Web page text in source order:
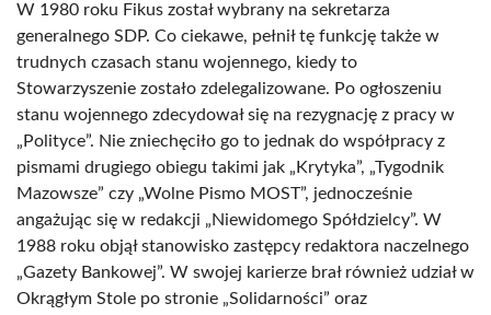
W 1980 roku Fikus został wybrany na sekretarza
generalnego SDP. Co ciekawe, pełnił tę funkcję także w
trudnych czasach stanu wojennego, kiedy to
Stowarzyszenie zostało zdelegalizowane. Po ogłoszeniu
stanu wojennego zdecydował się na rezygnację z pracy w
„Polityce”. Nie zniechęciło go to jednak do współpracy z
pismami drugiego obiegu takimi jak „Krytyka”, „Tygodnik
Mazowsze” czy „Wolne Pismo MOST”, jednocześnie
angażując się w redakcji „Niewidomego Spółdzielcy”. W
1988 roku objął stanowisko zastępcy redaktora naczelnego
„Gazety Bankowej”. W swojej karierze brał również udział w
Okrągłym Stole po stronie „Solidarności” oraz